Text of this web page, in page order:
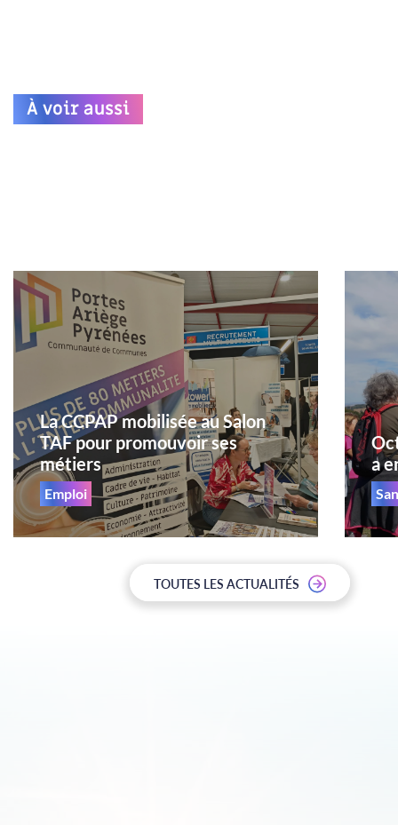
À voir aussi
La CCPAP mobilisée au Salon
TAF pour promouvoir ses
métiers
Emploi
a
TOUTES LES ACTUALITÉS